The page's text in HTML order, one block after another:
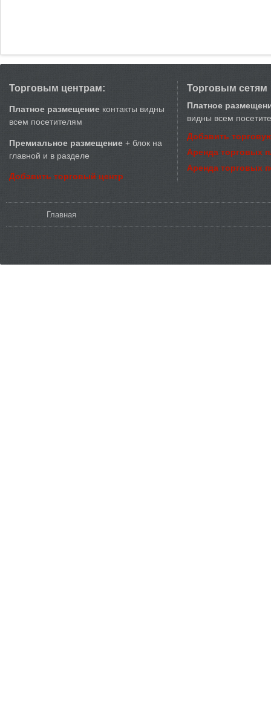
Торговым центрам:
Платное размещение контакты видны
всем посетителям
Премиальное размещение + блок на
главной и в разделе
Добавить торговый центр
Торговым сетям
Платное
видны всем
Добавить
Аренда торговых
Аренда торговых
Главная